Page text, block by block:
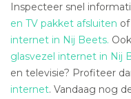
Inspecteer snel
en TV pakket afsluiten
internet in Nij Beets.
glasvezel internet in Nij
en televisie? Profiteer
internet. Vandaag nog